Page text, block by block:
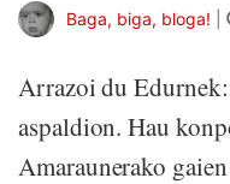
Baga, biga, bloga!
Arrazoi du
aspaldion. Hau
Amaraunerako